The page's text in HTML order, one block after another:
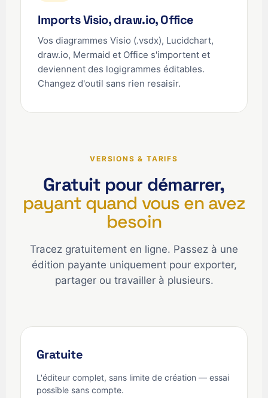
Imports Visio, draw.io, Office
Vos diagrammes Visio (.vsdx), Lucidchart,
draw.io, Mermaid et Office s'importent et
deviennent des logigrammes éditables.
Changez d'outil sans rien resaisir.
VERSIONS & TARIFS
Gratuit pour démarrer,
payant quand vous en avez
besoin
Tracez gratuitement en ligne. Passez à une
édition payante uniquement pour exporter,
partager ou travailler à plusieurs.
Gratuite
L'éditeur complet, sans limite de création — essai
possible sans compte.